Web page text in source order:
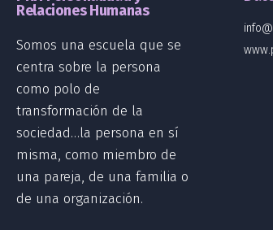
Relaciones Humanas
Somos una escuela que se
centra sobre la persona
como polo de
transformación de la
sociedad…la persona en sí
misma, como miembro de
una pareja, de una familia o
de una organización.